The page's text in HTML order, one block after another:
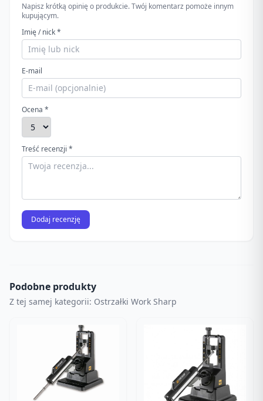
Napisz krótką opinię o produkcie. Twój komentarz pomoże innym
kupującym.
Imię / nick *
E-mail
Ocena *
Treść recenzji *
Dodaj recenzję
Podobne produkty
Z tej samej kategorii: Ostrzałki Work Sharp